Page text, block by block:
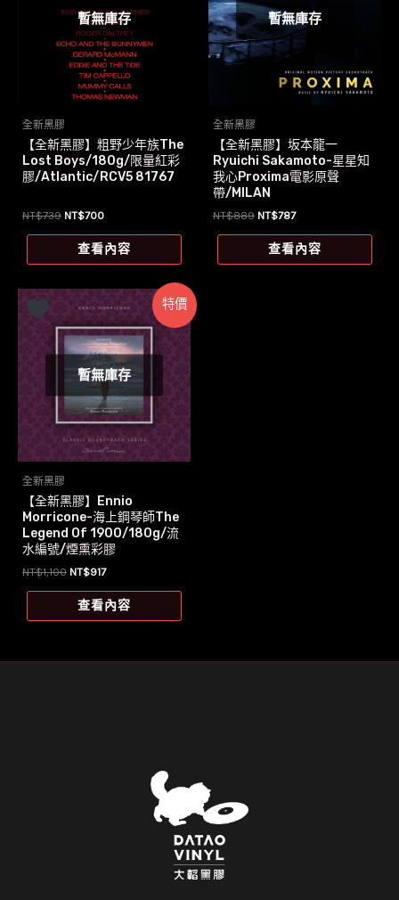
暫無庫存
全新黑膠
【全新黑膠】粗野少年族The
Lost Boys/180g/限量紅彩
膠/Atlantic/RCV5 81767
NT$739 原
格：
NT$700目
價
格：
查看內容
暫無庫存
全新黑膠
【全新黑膠】坂本龍一
Ryuichi Sakamoto-星星知
我心Proxima電影原聲
帶/MILAN
NT$889 原
格：
NT$787目
價
格：
查看內容
特價
暫無庫存
全新黑膠
【全新黑膠】Ennio
Morricone-海上鋼琴師The
Legend Of 1900/180g/流
水編號/煙熏彩膠
NT$1,100 原
價
格：
NT$917目
價
格：
查看內容